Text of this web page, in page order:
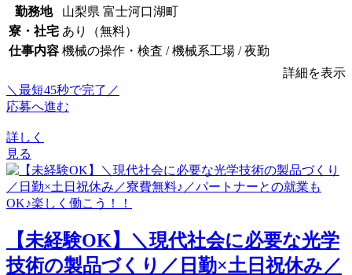
勤務地
山梨県 富士河口湖町
寮・社宅 あり（無料）
仕事内容 機械の操作・検査 / 機械系工場 / 夜勤
詳細を表示
＼最短45秒で完了／
応募へ進む
詳しく
見る
【未経験OK】＼現代社会に必要な光学
技術の製品づくり／日勤×土日祝休み／